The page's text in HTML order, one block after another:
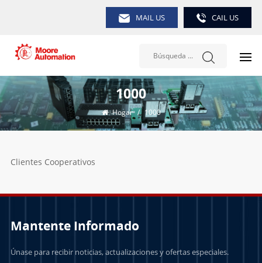
MAIL US CAIL US
1000
Hogar / 1000
Clientes Cooperativos
Mantente Informado
Únase para recibir noticias, actualizaciones y ofertas especiales.